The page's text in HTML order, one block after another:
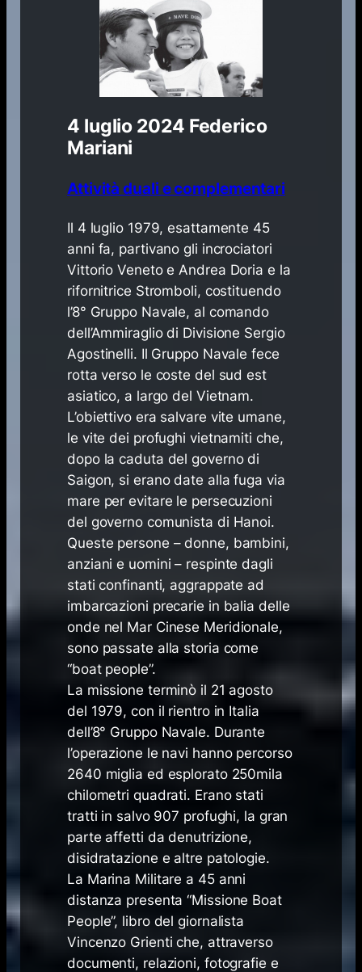
4 luglio 2024 Federico
Mariani
Attività duali e complementari
​Il 4 luglio 1979, esattamente 45
anni fa, partivano gli incrociatori
Vittorio Veneto e Andrea Doria e la
rifornitrice Stromboli, costituendo
l’8° Gruppo Navale, al comando
dell’Ammiraglio di Divisione Sergio
Agostinelli. Il Gruppo Navale fece
rotta verso le coste del sud est
asiatico, a largo del Vietnam.
L’obiettivo era salvare vite umane,
le vite dei profughi vietnamiti che,
dopo la caduta del governo di
Saigon, si erano date alla fuga via
mare per evitare le persecuzioni
del governo comunista di Hanoi.
Queste persone – donne, bambini,
anziani e uomini – respinte dagli
stati confinanti, aggrappate ad
imbarcazioni precarie in balia delle
onde nel Mar Cinese Meridionale,
sono passate alla storia come
“boat people”.
La missione terminò il 21 agosto
del 1979, con il rientro in Italia
dell’8° Gruppo Navale. Durante
l’operazione le navi hanno percorso
2640 miglia ed esplorato 250mila
chilometri quadrati. Erano stati
tratti in salvo 907 profughi, la gran
parte affetti da denutrizione,
disidratazione e altre patologie.
La Marina Militare a 45 anni
distanza presenta “Missione Boat
People”, libro del giornalista
Vincenzo Grienti che, attraverso
documenti, relazioni, fotografie e